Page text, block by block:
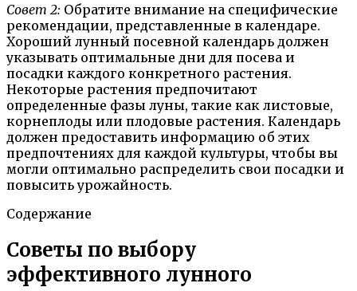
Совет 2: Обратите внимание на специфические
рекомендации, представленные в календаре.
Хороший лунный посевной календарь должен
указывать оптимальные дни для посева и
посадки каждого конкретного растения.
Некоторые растения предпочитают
определенные фазы луны, такие как листовые,
корнеплоды или плодовые растения. Календарь
должен предоставить информацию об этих
предпочтениях для каждой культуры, чтобы вы
могли оптимально распределить свои посадки и
повысить урожайность.
Содержание
Советы по выбору
эффективного лунного